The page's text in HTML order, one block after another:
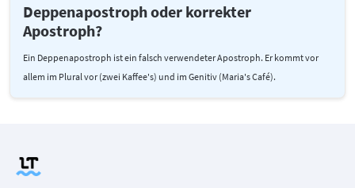
Deppenapostroph oder korrekter
Apostroph?
Ein Deppenapostroph ist ein falsch verwendeter Apostroph. Er kommt vor
allem im Plural vor (zwei Kaffee's) und im Genitiv (Maria's Café).